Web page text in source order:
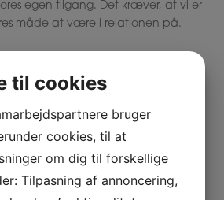
egen tilgang. Det kræver, at vi er
måde at være i relationen på.
oplever en naturlig
problemer eller finde svar. Men når
kan vi utilsigtet komme til at stå i
motivation.
samtaler indebærer derfor,
et skridt tilbage, lytte mere og give
til cookies
bruger
cookies, til at
om dig til forskellige
Tilpasning af annoncering,